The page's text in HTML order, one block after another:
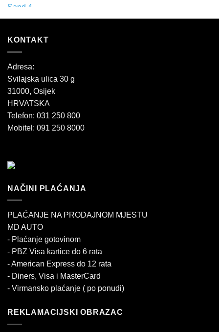
KONTAKT
Adresa:
Svilajska ulica 30 g
31000, Osijek
HRVATSKA
Telefon: 031 250 800
Mobitel: 091 250 8000
NAČINI PLAĆANJA
PLAĆANJE NA PRODAJNOM MJESTU
MD AUTO
- Plaćanje gotovinom
- PBZ Visa kartice do 6 rata
- American Express do 12 rata
- Diners, Visa i MasterCard
- Virmansko plaćanje ( po ponudi)
REKLAMACIJSKI OBRAZAC